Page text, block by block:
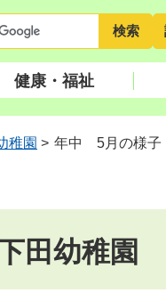
健康・福祉
稚園 > 年中 5月の様子
田幼稚園